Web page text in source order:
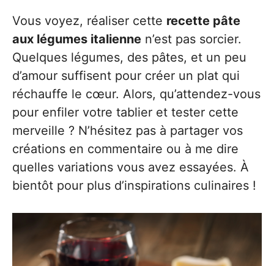
Vous voyez, réaliser cette recette pâte
aux légumes italienne n’est pas sorcier.
Quelques légumes, des pâtes, et un peu
d’amour suffisent pour créer un plat qui
réchauffe le cœur. Alors, qu’attendez-vous
pour enfiler votre tablier et tester cette
merveille ? N’hésitez pas à partager vos
créations en commentaire ou à me dire
quelles variations vous avez essayées. À
bientôt pour plus d’inspirations culinaires !